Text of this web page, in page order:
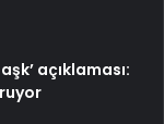
açıklaması: